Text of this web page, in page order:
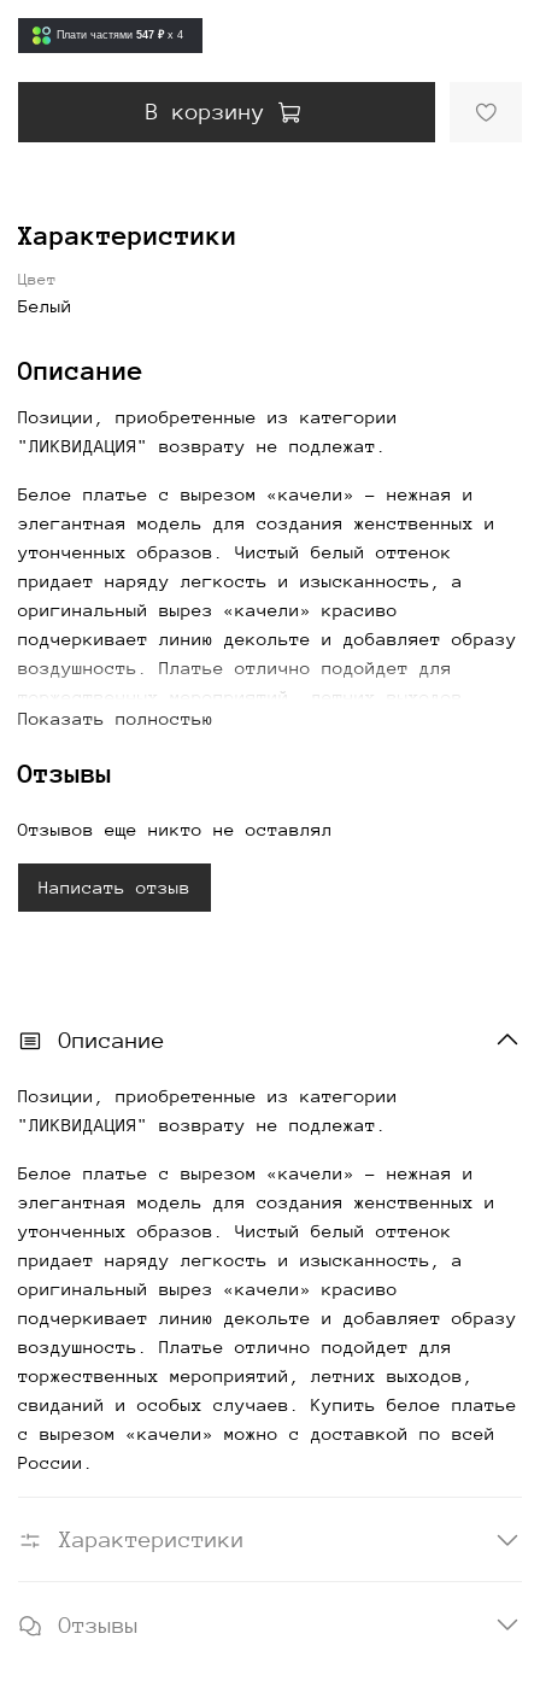
Плати частями 547 ₽ x 4
В корзину
Характеристики
Цвет
Белый
Описание
Позиции, приобретенные из категории
"ЛИКВИДАЦИЯ" возврату не подлежат.
Белое платье с вырезом «качели»
- нежная и
элегантная модель для создания женственных и
утонченных образов. Чистый белый оттенок
придает наряду легкость и изысканность, а
оригинальный вырез «качели» красиво
подчеркивает линию декольте и добавляет образу
воздушность. Платье отлично подойдет для
торжественных мероприятий, летних выходов,
свиданий и особых случаев. Купить белое платье
России.
Показать полностью
Отзывы
Отзывов еще никто не оставлял
Написать отзыв
Описание
Позиции, приобретенные из категории
"ЛИКВИДАЦИЯ" возврату не подлежат.
Белое платье с вырезом «качели»
- нежная и
элегантная модель для создания женственных и
утонченных образов. Чистый белый оттенок
придает наряду легкость и изысканность, а
оригинальный вырез «качели» красиво
подчеркивает линию декольте и добавляет образу
воздушность. Платье отлично подойдет для
торжественных мероприятий, летних выходов,
свиданий и особых случаев. Купить белое платье
с вырезом «качели» можно с доставкой по всей
России.
Характеристики
Отзывы